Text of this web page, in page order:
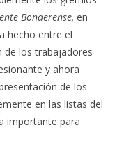
Bonaerense, en
hecho entre el
de los trabajadores
y ahora
de los
en las listas del
importante para